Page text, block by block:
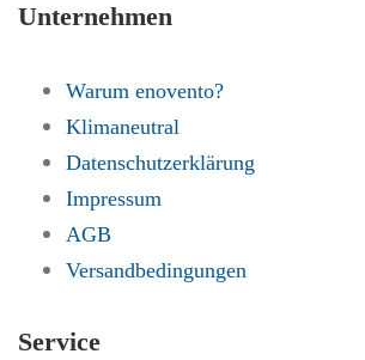
Unternehmen
Warum enovento?
Klimaneutral
Datenschutzerklärung
Impressum
AGB
Versandbedingungen
Service